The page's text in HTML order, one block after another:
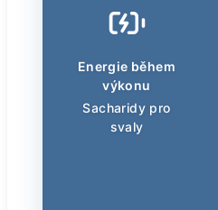
Energie během
výkonu
Sacharidy pro
svaly